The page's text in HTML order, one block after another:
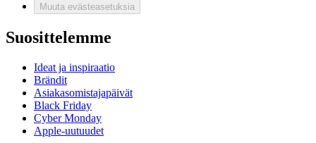
Muuta evästeasetuksia
Suosittelemme
Ideat ja inspiraatio
Brändit
Asiakasomistajapäivät
Black Friday
Cyber Monday
Apple-uutuudet